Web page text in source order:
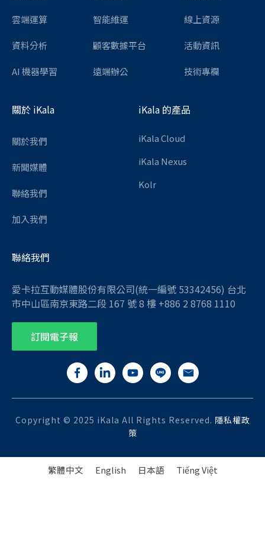
雲端運算
資料分析
AI 機器學習
智能維運
顧客數據平台
遠端辦公
線上資源
活動資訊
技術專欄
關於 iKala
關於我們
新聞媒體
聯絡我們
加入我們
iKala 的產品
iKala Cloud
iKala Nexus
Kolr
聯絡我們
愛卡拉互動媒體股份有限公司(統一編號 53342456) 台北
市中山區南京東路二段 167 號 8 樓 +886 2 8768 1110
訂閱電子報
Copyright © 2025 iKala All Rights Reserved. 隱私權政
策
繁體中文 English 日本語 Tiếng Việt